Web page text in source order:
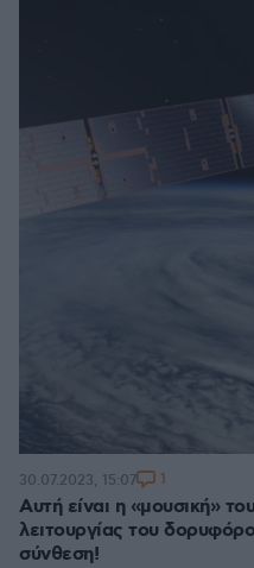
Αυτή είναι η «μουσική»
λειτουργίας του
σύνθεση!
30.07.2023, 15:07 1